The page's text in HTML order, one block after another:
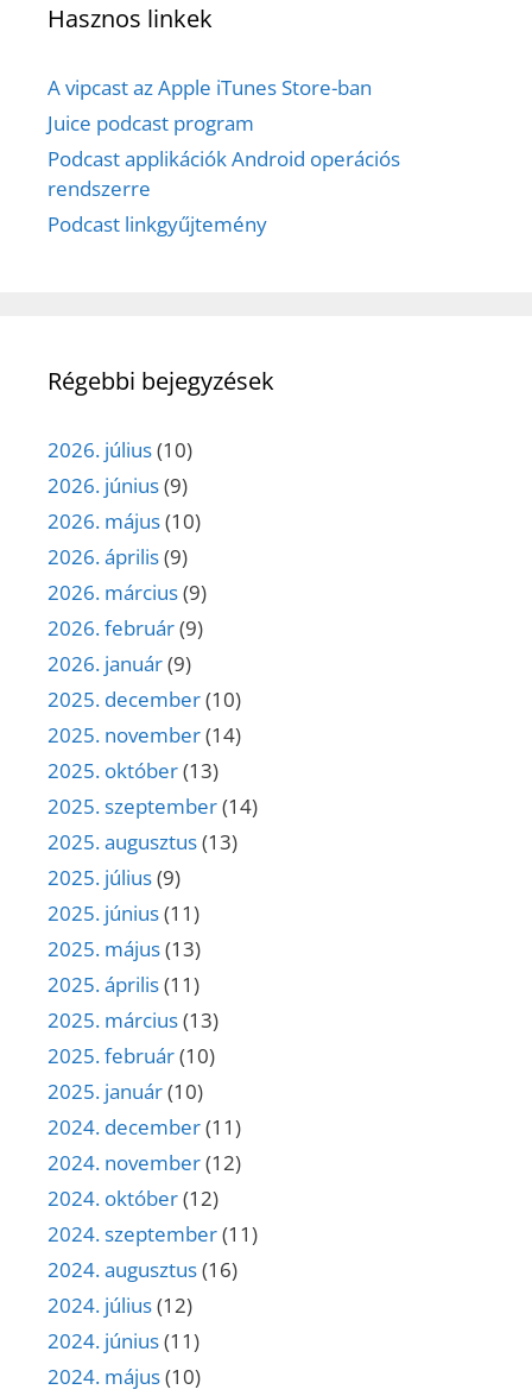
Hasznos linkek
A vipcast az Apple iTunes Store-ban
Juice podcast program
Podcast applikációk Android operációs
rendszerre
Podcast linkgyűjtemény
Régebbi bejegyzések
2026. július(10)
2026. június(9)
2026. május(10)
2026. április(9)
2026. március(9)
2026. február(9)
2026. január(9)
2025. december(10)
2025. november(14)
2025. október(13)
2025. szeptember(14)
2025. augusztus(13)
2025. július(9)
2025. június(11)
2025. május(13)
2025. április(11)
2025. március(13)
2025. február(10)
2025. január(10)
2024. december(11)
2024. november(12)
2024. október(12)
2024. szeptember(11)
2024. augusztus(16)
2024. július(12)
2024. június(11)
2024. május(10)